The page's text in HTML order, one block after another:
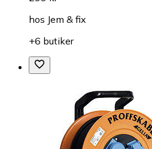
hos Jem & fix
+6 butiker